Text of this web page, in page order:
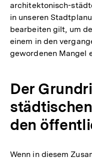
architektonisch-
in unseren
bearbeiten gilt, um
einem in den
gewordenen Mangel
Der
den
Wenn in diesem